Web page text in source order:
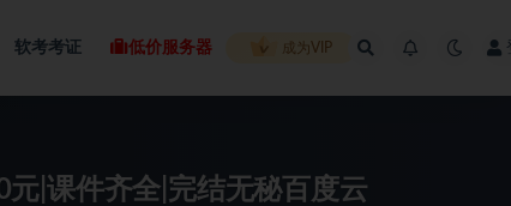
软考考证 低价服务器 成为VIP
|课件齐全|完结无秘百度云